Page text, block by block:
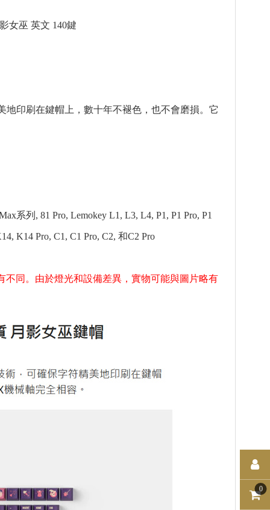
女巫 英文 140鍵
印刷在鍵帽上，數十年不褪色，也不會磨損。它
系列, 81 Pro, Lemokey L1, L3, L4, P1, P1 Pro, P1
K14 Pro, C1, C1 Pro, C2, 和C2 Pro
同。由於燈光和設備差異，實物可能與圖片略有
0